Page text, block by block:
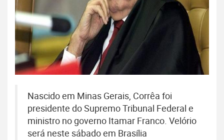
Nascido em Minas Gerais, Corrêa foi
presidente do Supremo Tribunal Federal e
ministro no governo Itamar Franco. Velório
será neste sábado em Brasília